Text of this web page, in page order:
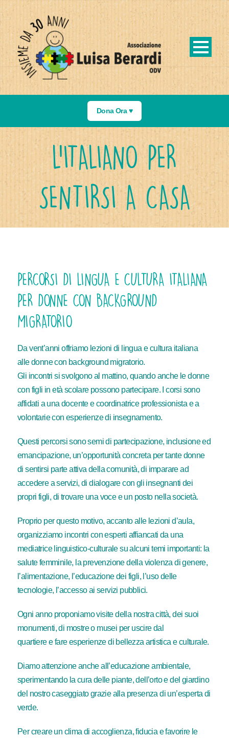
Dona Ora ♥️
L’ITALIANO PER
SENTIRSI A CASA
PERCORSI DI LINGUA E CULTURA ITALIANA
PER DONNE CON BACKGROUND
MIGRATORIO
Da vent’anni offriamo lezioni di lingua e cultura italiana
alle donne con background migratorio.
Gli incontri si svolgono al mattino, quando anche le donne
con figli in età scolare possono partecipare. I corsi sono
affidati a una docente e coordinatrice professionista e a
volontarie con esperienze di insegnamento.
Questi percorsi sono semi di partecipazione, inclusione ed
emancipazione, un’opportunità concreta per tante donne
di sentirsi parte attiva della comunità, di imparare ad
accedere a servizi, di dialogare con gli insegnanti dei
propri figli, di trovare una voce e un posto nella società.
Proprio per questo motivo, accanto alle lezioni d’aula,
organizziamo incontri con esperti affiancati da una
mediatrice linguistico-culturale su alcuni temi importanti: la
salute femminile, la prevenzione della violenza di genere,
l’alimentazione, l’educazione dei figli, l’uso delle
tecnologie, l’accesso ai servizi pubblici.
Ogni anno proponiamo visite della nostra città, dei suoi
monumenti, di mostre o musei per uscire dal
quartiere e fare esperienze di bellezza artistica e culturale.
Diamo attenzione anche all’educazione ambientale,
sperimentando la cura delle piante, dell’orto e del giardino
del nostro caseggiato grazie alla presenza di un’esperta di
verde.
Per creare un clima di accoglienza, fiducia e favorire le